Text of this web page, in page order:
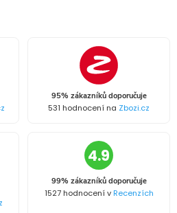
95% zákazníků doporučuje
531 hodnocení na Zbozi.cz
4.9
99% zákazníků doporučuje
1527 hodnocení vRecenzích